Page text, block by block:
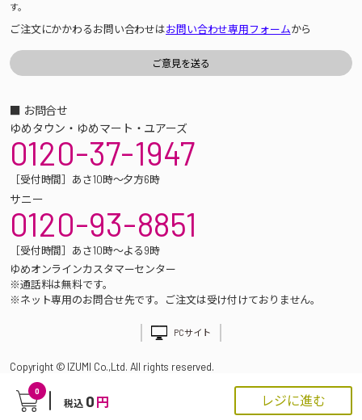
0
税込 0 円 レジに進む
す。
ご注文にかかわるお問い合わせはお問い合わせ専用フォームから
■ お問合せ
ゆめタウン・ゆめマート・ユアーズ
0120-37-1947
［受付時間］あさ10時～夕方6時
サニー
0120-93-8851
［受付時間］あさ10時～よる9時
ゆめオンラインカスタマーセンター
※通話料は無料です。
※ネット専用のお問合せ先です。ご注文は受け付けておりません。
PCサイト
Copyright © IZUMI Co.,Ltd. All rights reserved.